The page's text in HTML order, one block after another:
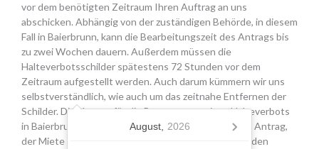
vor dem benötigten Zeitraum Ihren Auftrag an uns
abschicken. Abhängig von der zuständigen Behörde, in diesem
Fall in Baierbrunn, kann die Bearbeitungszeit des Antrags bis
zu zwei Wochen dauern. Außerdem müssen die
Halteverbotsschilder spätestens 72 Stunden vor dem
Zeitraum aufgestellt werden. Auch darum kümmern wir uns
selbstverständlich, wie auch um das zeitnahe Entfernen der
Schilder. Die Kosten für die Beantragung eines Halteverbots
in Baierbrunn setzen sich aus den Gebühren für den Antrag,
der Miete für die Schilder sowie einer Pauschale für den
August, 2026